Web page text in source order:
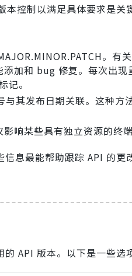
控制以满足具体要求是关
。有
加和 bug 修复。每次出
记。
与其发布日期关联。这种
响某些具有独立资源的终
息最能帮助跟踪 API 的更
API 版本。以下是一些选